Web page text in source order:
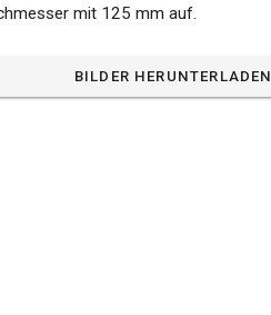
mit 125 mm auf.
BILDER HERUNTERLADEN